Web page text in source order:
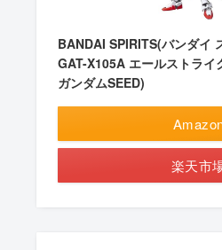
BANDAI SPIRITS(バンダイ
GAT-X105A エールストライ
ガンダムSEED)
楽天市